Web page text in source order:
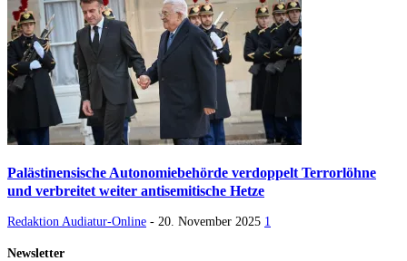
Palästinensische Autonomiebehörde verdoppelt Terrorlöhne
und verbreitet weiter antisemitische Hetze
Redaktion Audiatur-Online - 20. November 2025 1
Newsletter